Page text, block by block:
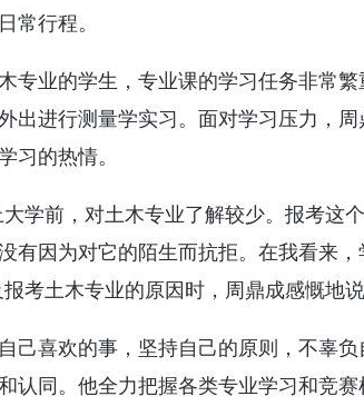
常行程。
专业的学生，专业课的学习任务非常
出进行测量学实习。面对学习压力，
习的热情。
大学前，对土木专业了解较少。报考这
有因为对它的陌生而抗拒。在我看来
考土木专业的原因时，周鼎成感慨地说
己喜欢的事，坚持自己的原则，不辜
认同。他全力把握各类专业学习和竞